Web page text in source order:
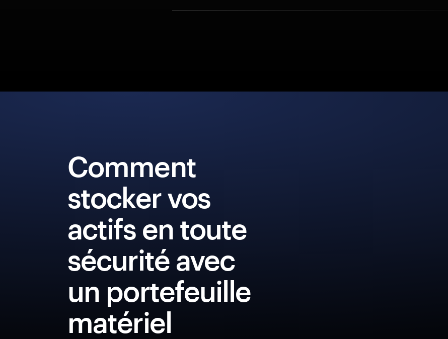
Comment
stocker vos
actifs en toute
sécurité avec
un portefeuille
matériel